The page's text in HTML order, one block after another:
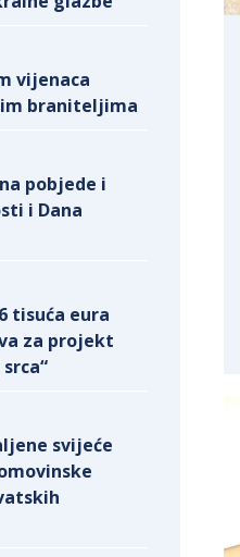
vijenaca
braniteljima
pobjede i
i Dana
tisuća eura
za projekt
svijeće